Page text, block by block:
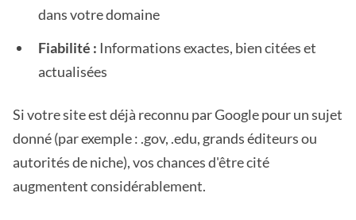
dans votre domaine
Fiabilité : Informations exactes, bien citées et
actualisées
Si votre site est déjà reconnu par Google pour un sujet
donné (par exemple : .gov, .edu, grands éditeurs ou
autorités de niche), vos chances d'être cité
augmentent considérablement.